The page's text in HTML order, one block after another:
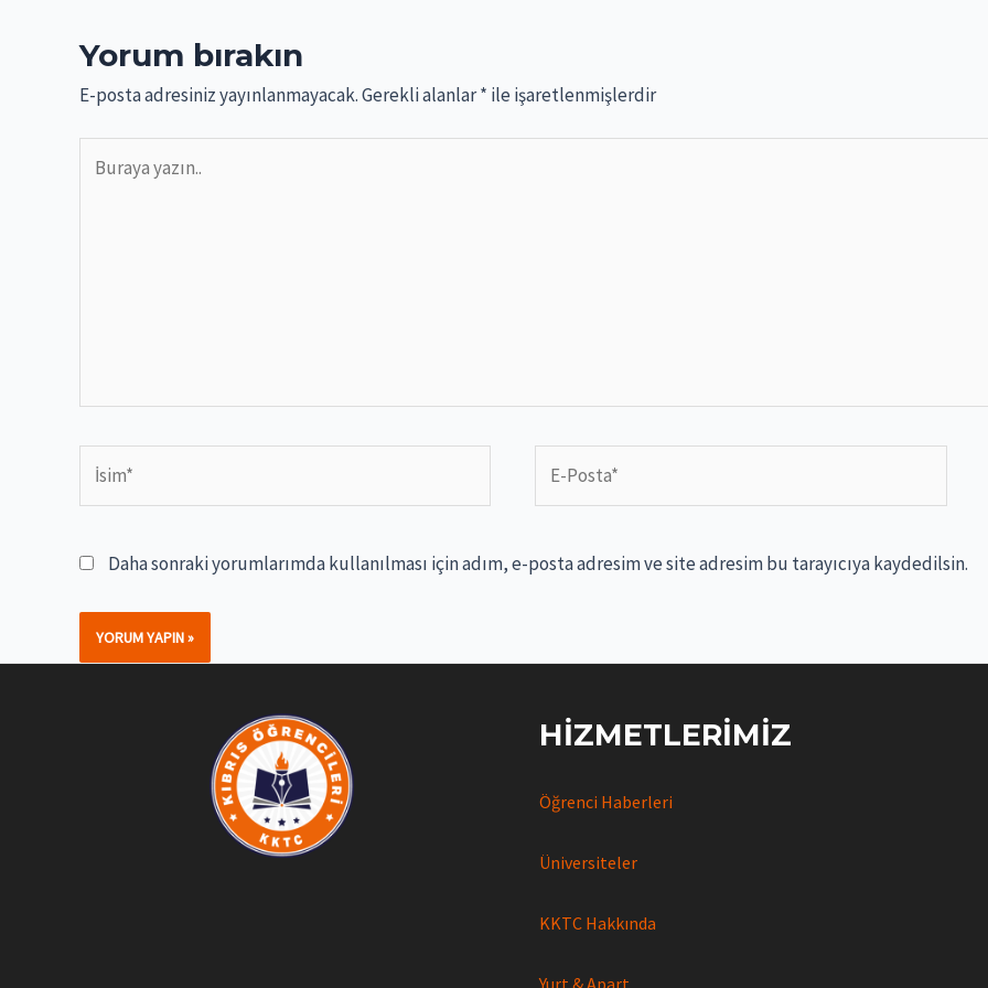
Yorum bırakın
E-posta adresiniz yayınlanmayacak.Gerekli alanlar* ile işaretlenmişlerdir
yazın..
Posta*
Daha sonraki yorumlarımda kullanılması için adım, e-posta adresim ve site adresim bu tarayıcıya kaydedilsin.
HIZMETLERIMIZ
Öğrenci Haberleri
Üniversiteler
KKTC Hakkında